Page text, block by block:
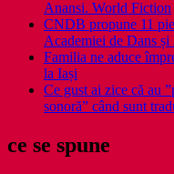
Anansi. World Fiction
CNDB propune 11
Academiei de Dans și
Familia ne aduce
la Iași
Ce gust ai zice că au
sonoră” când sunt
ce se spune